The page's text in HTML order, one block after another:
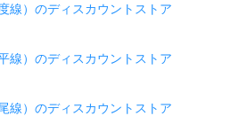
線）のディスカウントストア
線）のディスカウントストア
線）のディスカウントストア